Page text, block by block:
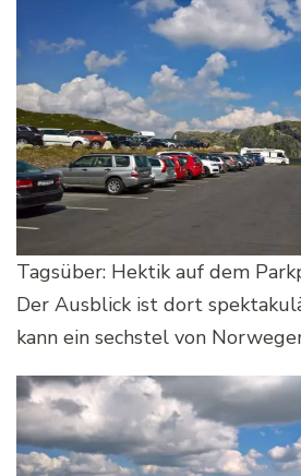
Tagsüber: Hektik auf dem
Der Ausblick ist dort
kann ein sechstel von